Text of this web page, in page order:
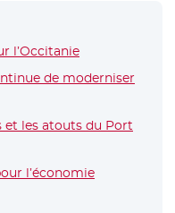
l’Occitanie
de moderniser
et les atouts du Port
fenêtre
l’économie